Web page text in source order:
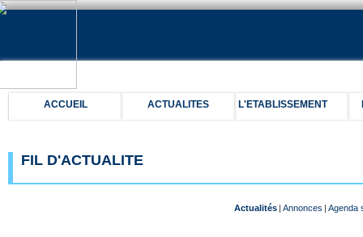
ACCUEIL ACTUALITES L'ETABLISSEMENT
FIL D'ACTUALITE
| Agenda
| Annonces
Actualités